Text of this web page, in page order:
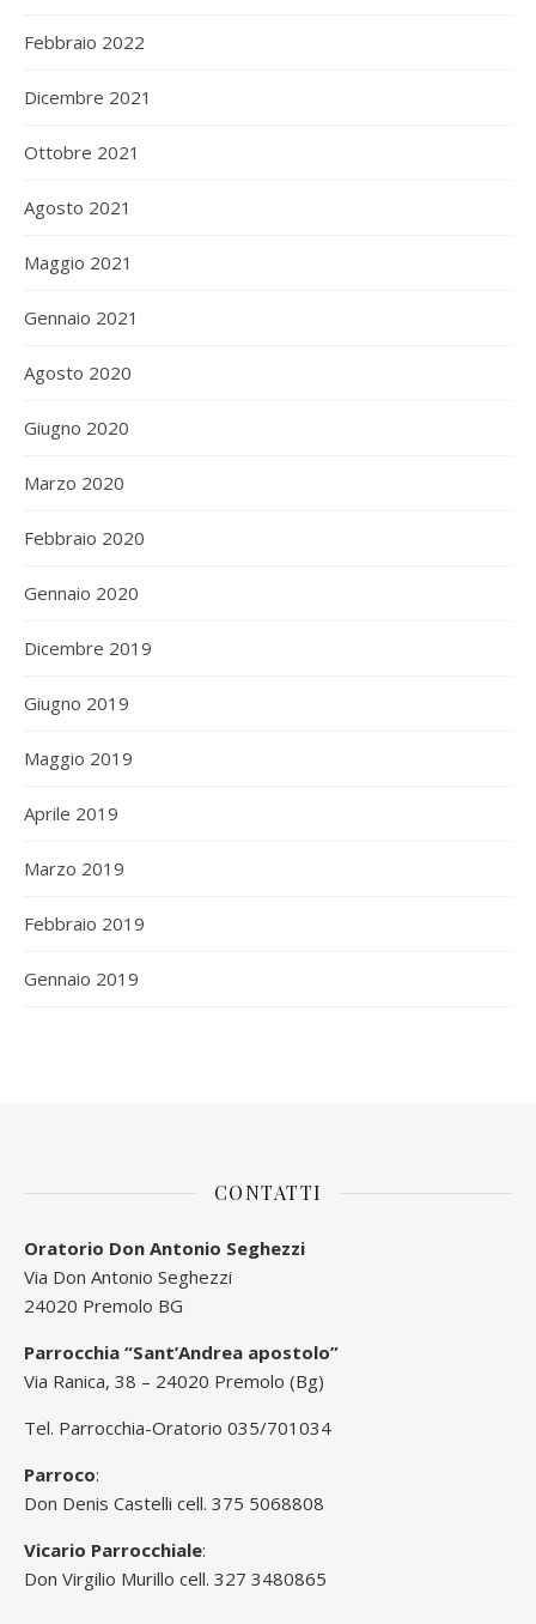
Febbraio 2022
Dicembre 2021
Ottobre 2021
Agosto 2021
Maggio 2021
Gennaio 2021
Agosto 2020
Giugno 2020
Marzo 2020
Febbraio 2020
Gennaio 2020
Dicembre 2019
Giugno 2019
Maggio 2019
Aprile 2019
Marzo 2019
Febbraio 2019
Gennaio 2019
CONTATTI
Oratorio Don Antonio Seghezzi
Via Don Antonio Seghezzi
24020 Premolo BG
Parrocchia “Sant’Andrea apostolo”
Via Ranica, 38 – 24020 Premolo (Bg)
Tel. Parrocchia-Oratorio 035/701034
Parroco:
Don Denis Castelli cell. 375 5068808
Vicario Parrocchiale:
Don Virgilio Murillo cell. 327 3480865